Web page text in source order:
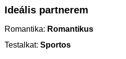
Ideális partnerem
Romantika: Romantikus
Testalkat: Sportos